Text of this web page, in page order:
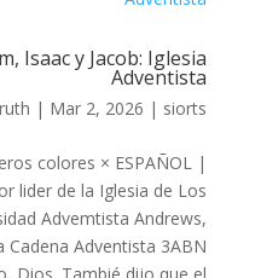
Isaac y Jacob: Iglesia
Adventista
| Mar 2, 2026 | siorts
colores × ESPAÑOL |
lider de la Iglesia de Los
Advemtista Andrews,
Adventista 3ABN